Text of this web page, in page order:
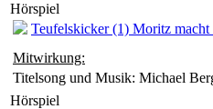
Hörspiel
Teufelskicker (1) Moritz macht
Mitwirkung:
Titelsong und Musik: Michael
Hörspiel